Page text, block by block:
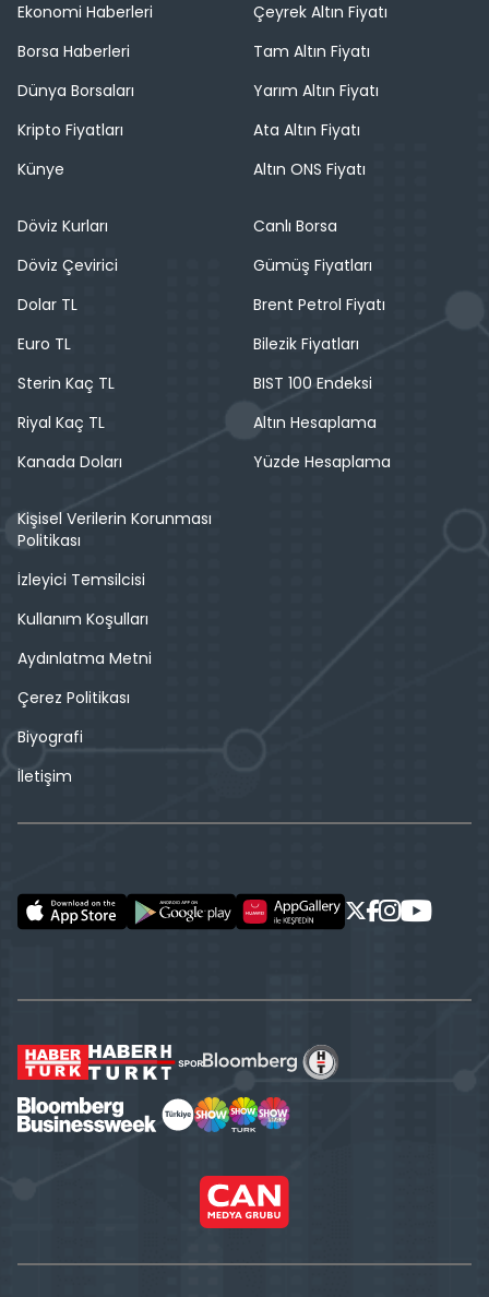
Ekonomi Haberleri
Borsa Haberleri
Dünya Borsaları
Kripto Fiyatları
Künye
Çeyrek Altın Fiyatı
Tam Altın Fiyatı
Yarım Altın Fiyatı
Ata Altın Fiyatı
Altın ONS Fiyatı
Döviz Kurları
Döviz Çevirici
Dolar TL
Euro TL
Sterin Kaç TL
Riyal Kaç TL
Kanada Doları
Canlı Borsa
Gümüş Fiyatları
Brent Petrol Fiyatı
Bilezik Fiyatları
BIST 100 Endeksi
Altın Hesaplama
Yüzde Hesaplama
Kişisel Verilerin Korunması
Politikası
İzleyici Temsilcisi
Kullanım Koşulları
Aydınlatma Metni
Çerez Politikası
Biyografi
İletişim